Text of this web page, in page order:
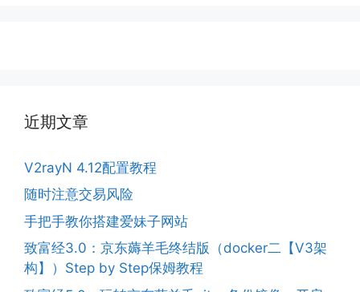
近期文章
V2rayN 4.12配置教程
随时注意交易风险
手把手教你搭建爱妹子网站
致富经3.0：京东薅羊毛终结版（docker二【V3架
构】）Step by Step保姆教程